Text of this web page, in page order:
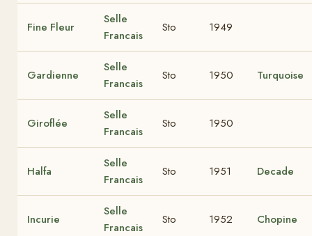
Fine Fleur
Selle
Francais
Sto 1949
Gardienne
Selle
Francais
Sto 1950 Turquoise
Giroflée
Selle
Francais
Sto 1950
Halfa
Selle
Francais
Sto 1951 Decade
Incurie
Selle
Francais
Sto 1952 Chopine